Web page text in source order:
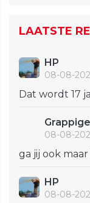
LAATSTE
HP
08-08-
Dat wordt 17
08-08-
ga jij ook
HP
08-08-